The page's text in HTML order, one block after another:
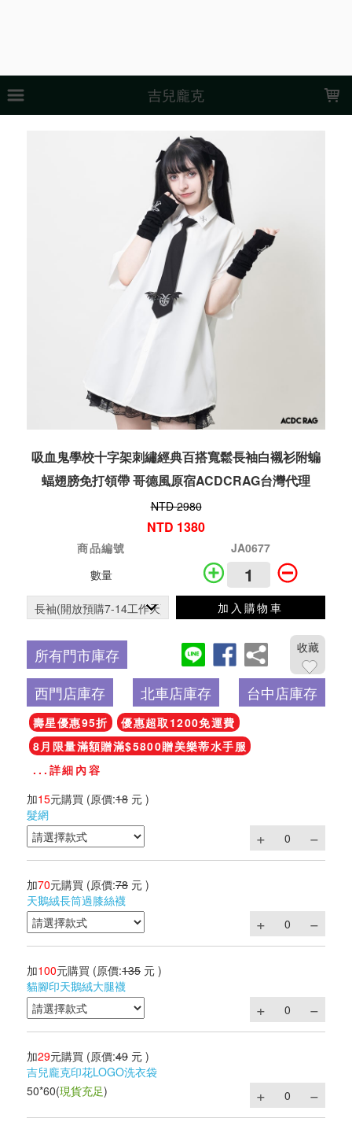
吉兒龐克
吸血鬼學校十字架刺繡經典百搭寬鬆長袖白襯衫附蝙
蝠翅膀免打領帶 哥德風原宿ACDCRAG台灣代理
NTD 2980
NTD 1380
商品編號
JA0677
數量
加入購物車
所有門市庫存 收藏
西門店庫存 北車店庫存 台中店庫存
壽星優惠95折
優惠超取1200免運費
8月限量滿額贈滿$5800贈美樂蒂水手服
...詳細內容
加15元購買 (原價:18 元 )
髮網
加70元購買 (原價:78 元 )
天鵝絨長筒過膝絲襪
加100元購買 (原價:135 元 )
貓腳印天鵝絨大腿襪
加29元購買 (原價:49 元 )
吉兒龐克印花LOGO洗衣袋
50*60(現貨充足)